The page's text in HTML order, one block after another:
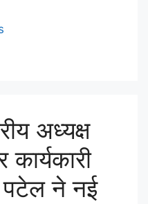
अध्यक्ष
पटेल ने नई